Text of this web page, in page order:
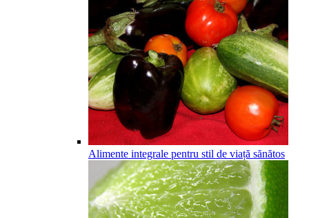
Alimente integrale pentru stil de viață sănătos